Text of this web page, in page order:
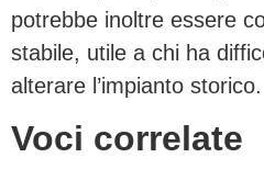
potrebbe inoltre essere
stabile, utile a chi ha
alterare l’impianto storico.
Voci correlate